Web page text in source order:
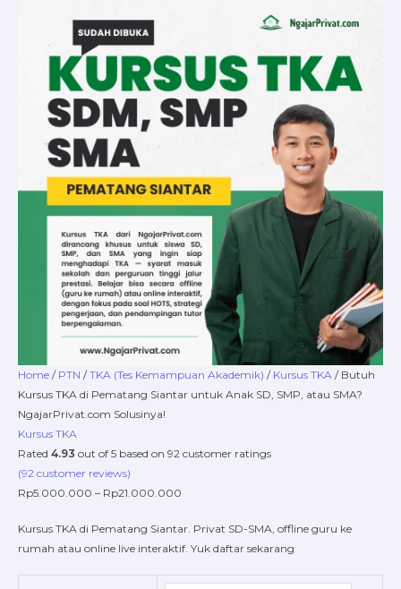
Home / PTN /TKA (Tes Kemampuan Akademik) / Kursus TKA / Butuh
Kursus TKA di Pematang Siantar untuk Anak SD, SMP, atau SMA?
NgajarPrivat.com Solusinya!
Kursus TKA
Rated 4.93 out of 5 based on 92 customer ratings
(92 customer reviews)
Rp5.000.000 – Rp21.000.000
through
Rp21.000.000
Kursus TKA di Pematang Siantar. Privat SD-SMA, offline guru ke
rumah atau online live interaktif. Yuk daftar sekarang
Pematang
Siantar
untuk
NgajarPrivat.com
Solusinya!